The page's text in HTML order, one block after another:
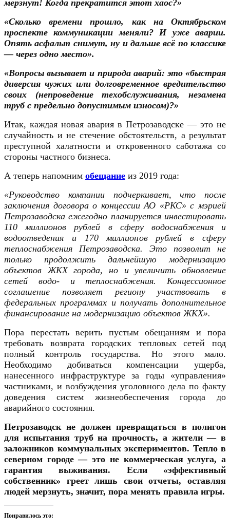
мерзнут! Когда прекратится этот хаос?»
«Сколько времени прошло, как на Октябрьском
проспекте коммуникации меняли? И уже аварии.
Опять асфальт снимут, ну и дальше всё по классике
— через одно место».
«Вопросы вызывает и природа аварий: это «быстрая
диверсия чужих или долговременное вредительство
своих (непроведение техобслуживания, незамена
труб с предельно допустимым износом)?»
Итак, каждая новая авария в Петрозаводске — это не
случайность и не стечение обстоятельств, а результат
преступной халатности и откровенного саботажа со
стороны частного бизнеса.
А теперь напомним обещание из 2019 года:
«Руководство компании подчеркивает, что после
заключения договора о концессии АО «РКС» с мэрией
Петрозаводска ежегодно планируется инвестировать
110 миллионов рублей в сферу водоснабжения и
водоотведения и 170 миллионов рублей в сферу
теплоснабжения Петрозаводска. Это позволит не
только продолжить дальнейшую модернизацию
объектов ЖКХ города, но и увеличить обновление
сетей водо- и теплоснабжения. Концессионное
соглашение позволяет региону участвовать в
федеральных программах и получать дополнительное
финансирование на модернизацию объектов ЖКХ».
Пора перестать верить пустым обещаниям и пора
требовать возврата городских тепловых сетей под
полный контроль государства. Но этого мало.
Необходимо добиваться компенсации ущерба,
нанесенного инфраструктуре за годы «управления»
частниками, и возбуждения уголовного дела по факту
доведения систем жизнеобеспечения города до
аварийного состояния.
Петрозаводск не должен превращаться в полигон
для испытания труб на прочность, а жители — в
заложников коммунальных экспериментов. Тепло в
северном городе — это не коммерческая услуга, а
гарантия выживания. Если «эффективный
собственник» греет лишь свои отчеты, оставляя
людей мерзнуть, значит, пора менять правила игры.
Понравилось это: